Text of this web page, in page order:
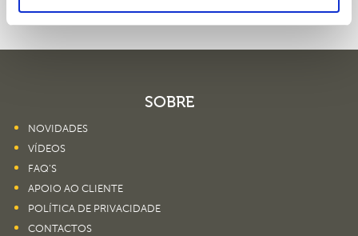
SOBRE
NOVIDADES
VÍDEOS
FAQ’S
APOIO AO CLIENTE
POLÍTICA DE PRIVACIDADE
CONTACTOS